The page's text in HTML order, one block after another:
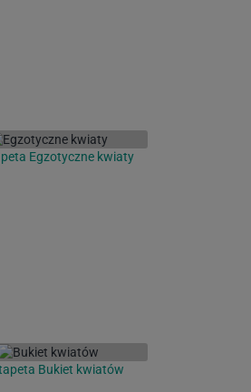
Egzotyczne kwiaty
Bukiet kwiatów